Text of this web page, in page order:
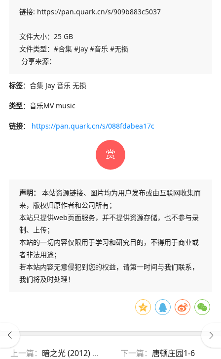
链接: https://pan.quark.cn/s/909b883c5037
文件大小：25 GB
文件类型：#合集 #Jay #音乐 #无损
‍ 分享来源：
标签：合集 Jay 音乐 无损
类型：音乐MV music
链接： https://pan.quark.cn/s/088fdabea17c
赏
声明：
本站资源链接、图片均为用户发布或由互联网收集而
来，版权归原作者和公司所有；
本站只提供web页面服务，并不提供资源存储，也不参与录
制、上传；
本站的一切内容仅限用于学习和研究目的，不得用于商业或
者非法用途；
若本站内容无意侵犯到您的权益，请第一时间与我们联系，
我们将及时处理！
上一篇： 暗之光 עלטה (2012) 下一篇： 唐顿庄园1-6